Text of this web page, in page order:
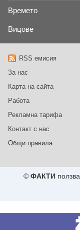
Времето
Вицове
RSS емисия
За нас
Карта на сайта
Работа
Рекламна тарифа
Контакт с нас
Общи правила
© ФАКТИ